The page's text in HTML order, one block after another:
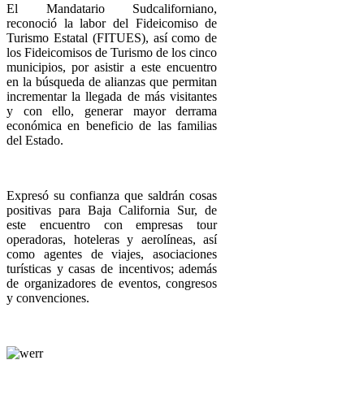
El Mandatario Sudcaliforniano,
reconoció la labor del Fideicomiso de
Turismo Estatal (FITUES), así como de
los Fideicomisos de Turismo de los cinco
municipios, por asistir a este encuentro
en la búsqueda de alianzas que permitan
incrementar la llegada de más visitantes
y con ello, generar mayor derrama
económica en beneficio de las familias
del Estado.
Expresó su confianza que saldrán cosas
positivas para Baja California Sur, de
este encuentro con empresas tour
operadoras, hoteleras y aerolíneas, así
como agentes de viajes, asociaciones
turísticas y casas de incentivos; además
de organizadores de eventos, congresos
y convenciones.